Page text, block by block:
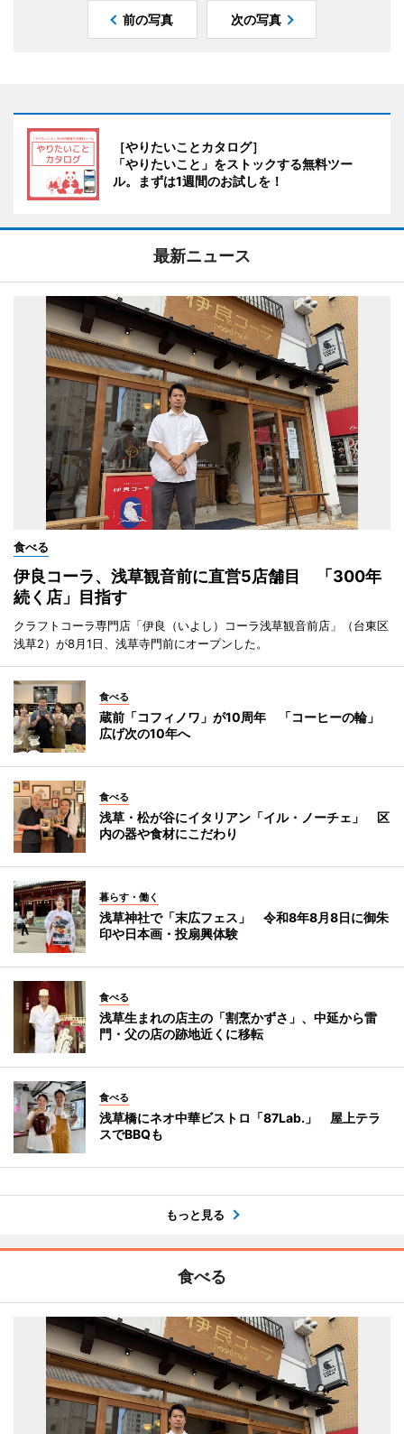
前の写真 次の写真
［やりたいことカタログ］
「やりたいこと」をストックする無料ツー
ル。まずは1週間のお試しを！
最新ニュース
食べる
伊良コーラ、浅草観音前に直営5店舗目 「300年
続く店」目指す
クラフトコーラ専門店「伊良（いよし）コーラ浅草観音前店」（台東区
浅草2）が8月1日、浅草寺門前にオープンした。
食べる
蔵前「コフィノワ」が10周年 「コーヒーの輪」
広げ次の10年へ
食べる
浅草・松が谷にイタリアン「イル・ノーチェ」 区
内の器や食材にこだわり
暮らす・働く
浅草神社で「末広フェス」 令和8年8月8日に御朱
印や日本画・投扇興体験
食べる
浅草生まれの店主の「割烹かずさ」、中延から雷
門・父の店の跡地近くに移転
食べる
浅草橋にネオ中華ビストロ「87Lab.」 屋上テラ
スでBBQも
もっと見る
食べる